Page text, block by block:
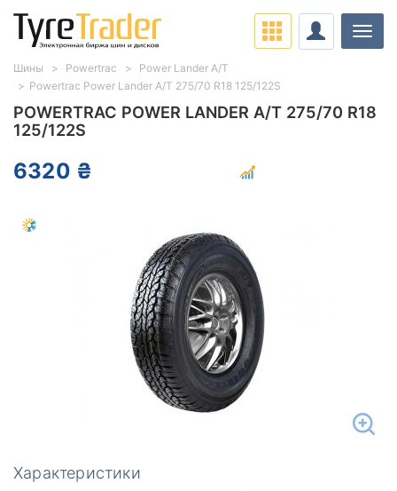
POWERTRAC POWER LANDER A/T 275/70 R18
125/122S
6320 ₴
Характеристики
Шины Powertrac
Power Lander A/T
Powertrac Power Lander A/T 275/70 R18 125/122S